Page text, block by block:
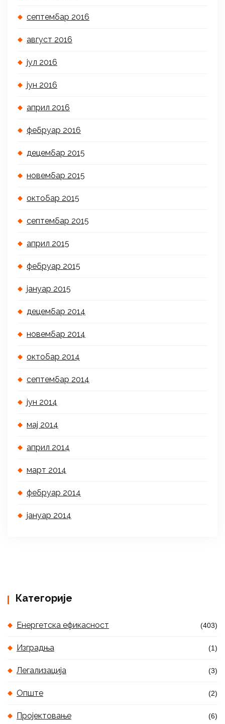
септембар 2016
август 2016
јул 2016
јун 2016
април 2016
фебруар 2016
децембар 2015
новембар 2015
октобар 2015
септембар 2015
април 2015
фебруар 2015
јануар 2015
децембар 2014
новембар 2014
октобар 2014
септембар 2014
јун 2014
мај 2014
април 2014
март 2014
фебруар 2014
јануар 2014
Категорије
Енергетска ефикасност (403)
Изградња (1)
Легализација (3)
Опште (2)
Пројектовање (6)